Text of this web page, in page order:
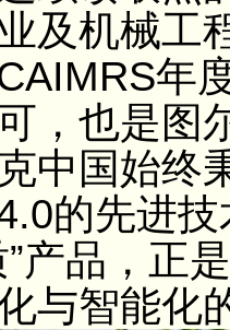
及机械工
年度
，也是图
中国始终
的先进
”产品，正
与智能化